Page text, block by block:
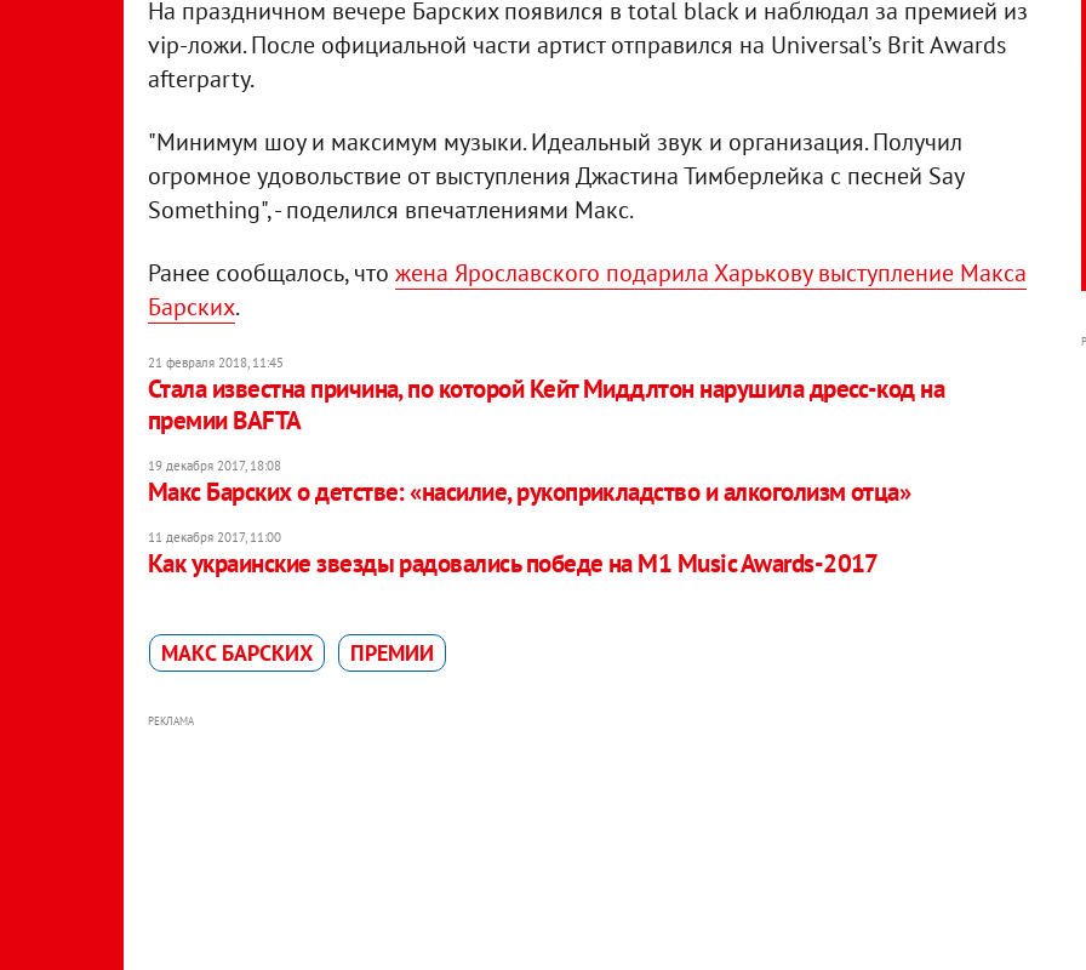
На праздничном вечере Барских появился в total black и наблюдал за премией из
vip-ложи. После официальной части артист отправился на Universal’s Brit Awards
afterparty.
"Минимум шоу и максимум музыки. Идеальный звук и организация. Получил
огромное удовольствие от выступления Джастина Тимберлейка с песней Say
Something", - поделился впечатлениями Макс.
Ранее сообщалось, что жена Ярославского подарила Харькову выступление Макса
Барских.
21 февраля 2018, 11:45
Стала известна причина, по которой Кейт Миддлтон нарушила дресс-код на
премии BAFTA
19 декабря 2017, 18:08
Макс Барских о детстве: «насилие, рукоприкладство и алкоголизм отца»
11 декабря 2017, 11:00
Как украинские звезды радовались победе на M1 Music Awards-2017
МАКС БАРСКИХ ПРЕМИИ
РЕКЛАМА